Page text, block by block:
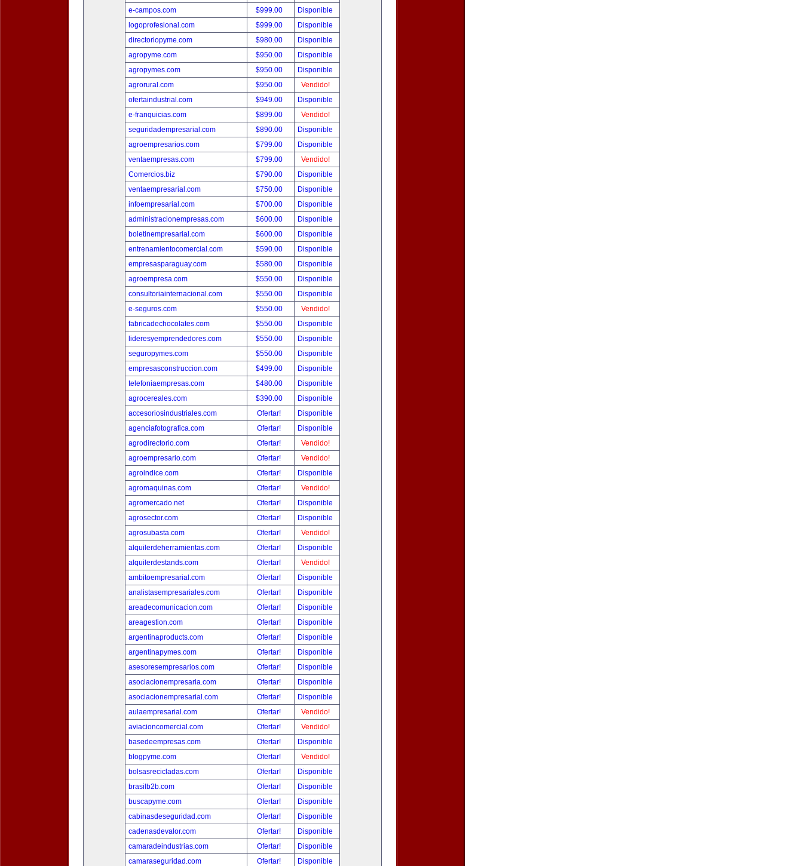
e-campos.com
$999.00
Disponible
logoprofesional.com
$999.00
Disponible
directoriopyme.com
$980.00
Disponible
agropyme.com
$950.00
Disponible
agropymes.com
$950.00
Disponible
agrorural.com
$950.00
Vendido!
ofertaindustrial.com
$949.00
Disponible
e-franquicias.com
$899.00
Vendido!
seguridadempresarial.com
$890.00
Disponible
agroempresarios.com
$799.00
Disponible
ventaempresas.com
$799.00
Vendido!
Comercios.biz
$790.00
Disponible
ventaempresarial.com
$750.00
Disponible
infoempresarial.com
$700.00
Disponible
administracionempresas.com
$600.00
Disponible
boletinempresarial.com
$600.00
Disponible
entrenamientocomercial.com
$590.00
Disponible
empresasparaguay.com
$580.00
Disponible
agroempresa.com
$550.00
Disponible
consultoriainternacional.com
$550.00
Disponible
e-seguros.com
$550.00
Vendido!
fabricadechocolates.com
$550.00
Disponible
lideresyemprendedores.com
$550.00
Disponible
seguropymes.com
$550.00
Disponible
empresasconstruccion.com
$499.00
Disponible
telefoniaempresas.com
$480.00
Disponible
agrocereales.com
$390.00
Disponible
accesoriosindustriales.com
Ofertar!
Disponible
agenciafotografica.com
Ofertar!
Disponible
agrodirectorio.com
Ofertar!
Vendido!
agroempresario.com
Ofertar!
Vendido!
agroindice.com
Ofertar!
Disponible
agromaquinas.com
Ofertar!
Vendido!
agromercado.net
Ofertar!
Disponible
agrosector.com
Ofertar!
Disponible
agrosubasta.com
Ofertar!
Vendido!
alquilerdeherramientas.com
Ofertar!
Disponible
alquilerdestands.com
Ofertar!
Vendido!
ambitoempresarial.com
Ofertar!
Disponible
analistasempresariales.com
Ofertar!
Disponible
areadecomunicacion.com
Ofertar!
Disponible
areagestion.com
Ofertar!
Disponible
argentinaproducts.com
Ofertar!
Disponible
argentinapymes.com
Ofertar!
Disponible
asesoresempresarios.com
Ofertar!
Disponible
asociacionempresaria.com
Ofertar!
Disponible
asociacionempresarial.com
Ofertar!
Disponible
aulaempresarial.com
Ofertar!
Vendido!
aviacioncomercial.com
Ofertar!
Vendido!
basedeempresas.com
Ofertar!
Disponible
blogpyme.com
Ofertar!
Vendido!
bolsasrecicladas.com
Ofertar!
Disponible
brasilb2b.com
Ofertar!
Disponible
buscapyme.com
Ofertar!
Disponible
cabinasdeseguridad.com
Ofertar!
Disponible
cadenasdevalor.com
Ofertar!
Disponible
camaradeindustrias.com
Ofertar!
Disponible
camaraseguridad.com
Ofertar!
Disponible